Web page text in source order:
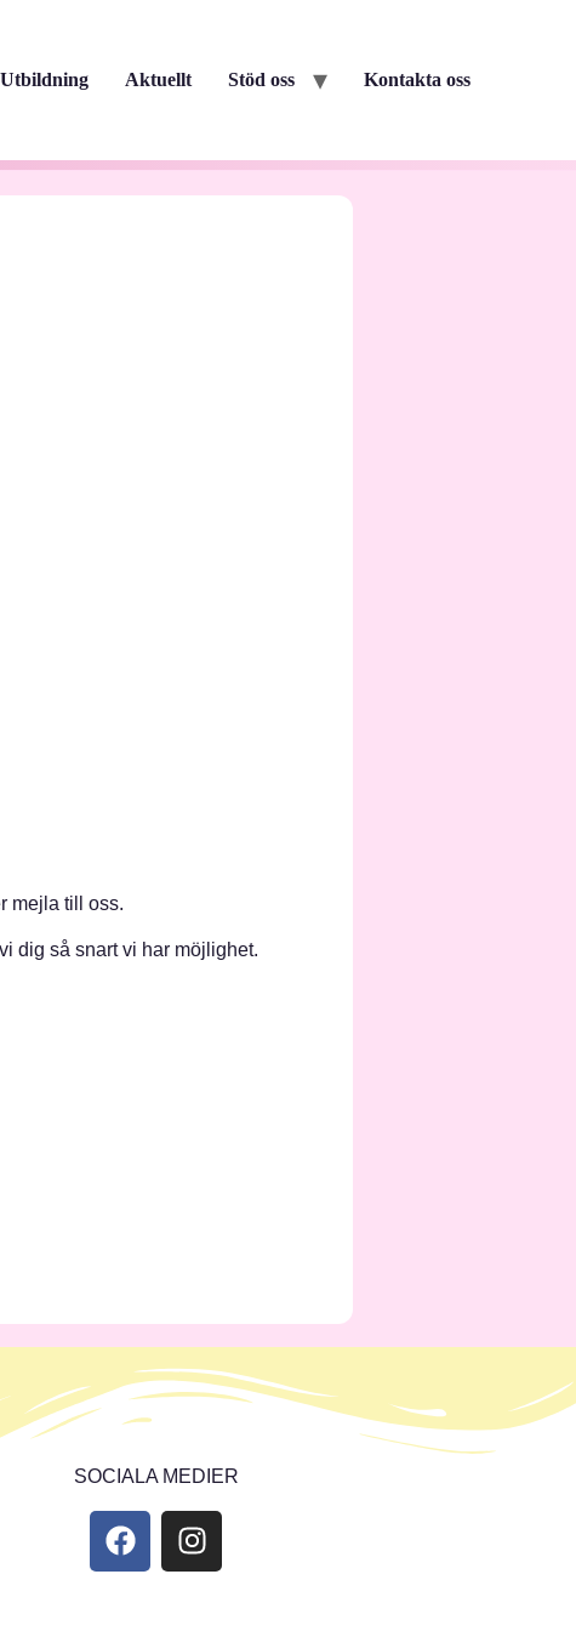
Utbildning Aktuellt Stöd oss Kontakta oss
mejla till oss.
dig så snart vi har möjlighet.
SOCIALA MEDIER